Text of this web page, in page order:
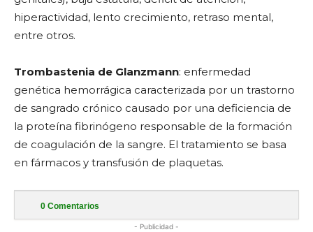
hiperactividad, lento crecimiento, retraso mental,
entre otros.
Trombastenia de Glanzmann: enfermedad
genética hemorrágica caracterizada por un trastorno
de sangrado crónico causado por una deficiencia de
la proteína fibrinógeno responsable de la formación
de coagulación de la sangre. El tratamiento se basa
en fármacos y transfusión de plaquetas.
0 Comentarios
- Publicidad -